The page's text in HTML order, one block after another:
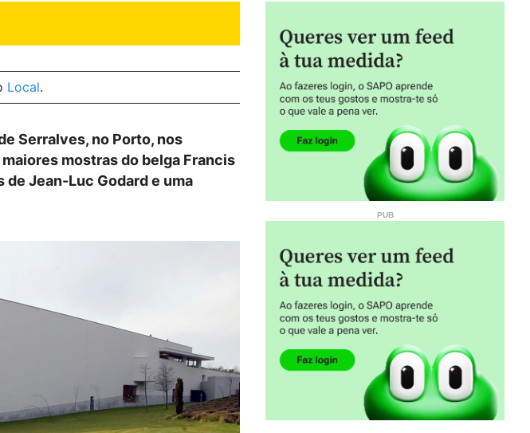
Local.
Serralves, no Porto, nos
mostras do belga Francis
de Jean-Luc Godard e uma